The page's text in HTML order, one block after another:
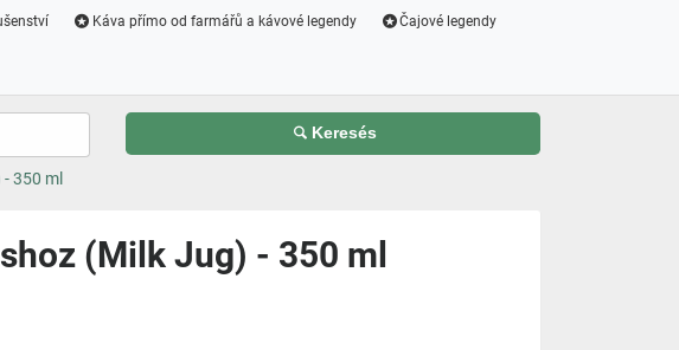
Káva přímo od farmářů a kávové legendy Čajové legendy
Keresés
350 ml
(Milk Jug) - 350 ml